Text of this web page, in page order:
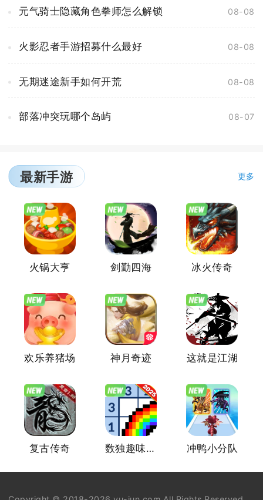
元气骑士隐藏角色拳师怎么解锁 08-08
火影忍者手游招募什么最好 08-08
无期迷途新手如何开荒 08-08
部落冲突玩哪个岛屿 08-07
最新手游 更多
火锅大亨 剑勤四海 冰火传奇
欢乐养猪场 神月奇迹 这就是江湖
复古传奇 数独趣味闯关 冲鸭小分队